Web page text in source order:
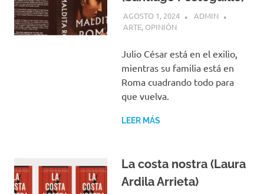
AGOSTO 1, 2024
ADMIN
ARTE, OPINIÓN
Julio César está en el exilio,
mientras su familia está en
Roma cuadrando todo para
que vuelva.
LEER MÁS
La costa nostra (Laura
Ardila Arrieta)